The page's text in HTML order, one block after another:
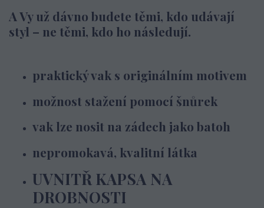
A Vy už dávno budete těmi, kdo udávají
styl – ne těmi, kdo ho následují.
praktický vak s originálním motivem
možnost stažení pomocí šnůrek
vak lze nosit na zádech jako batoh
nepromokavá, kvalitní látka
UVNITŘ KAPSA NA
DROBNOSTI